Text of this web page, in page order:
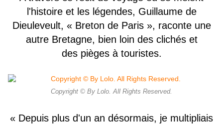
l'histoire et les légendes, Guillaume de
Dieuleveult, « Breton de Paris », raconte une
autre Bretagne, bien loin des clichés et
des pièges à touristes.
Copyright © By Lolo. All Rights Reserved.
« Depuis plus d'un an désormais, je multipliais